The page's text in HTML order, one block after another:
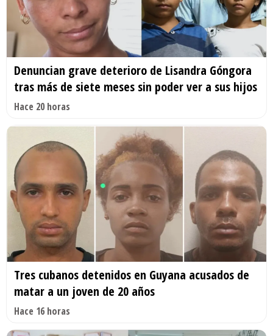
Denuncian grave deterioro de Lisandra Góngora
tras más de siete meses sin poder ver a sus hijos
Hace 20 horas
Tres cubanos detenidos en Guyana acusados de
matar a un joven de 20 años
Hace 16 horas